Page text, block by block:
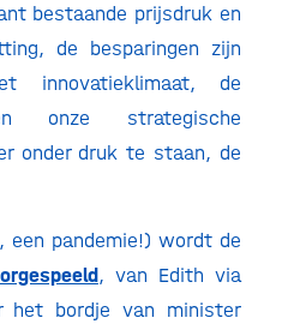
bestaande prijsdruk en
de besparingen zijn
innovatieklimaat, de
onze strategische
onder druk te staan, de
een pandemie!) wordt de
, van Edith via
het bordje van minister